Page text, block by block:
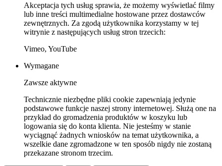
Akceptacja tych usług sprawia, że możemy wyświetlać filmy
lub inne treści multimedialne hostowane przez dostawców
zewnętrznych. Za zgodą użytkownika korzystamy w tej
witrynie z następujących usług stron trzecich:
Vimeo, YouTube
Wymagane
Zawsze aktywne
Technicznie niezbędne pliki cookie zapewniają jedynie
podstawowe funkcje naszej strony internetowej. Służą one na
przykład do gromadzenia produktów w koszyku lub
logowania się do konta klienta. Nie jesteśmy w stanie
wyciągnąć żadnych wniosków na temat użytkownika, a
wszelkie dane zgromadzone w ten sposób nigdy nie zostaną
przekazane stronom trzecim.